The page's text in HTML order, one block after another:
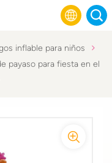
Español
inflable para niños
payaso para fiesta en el